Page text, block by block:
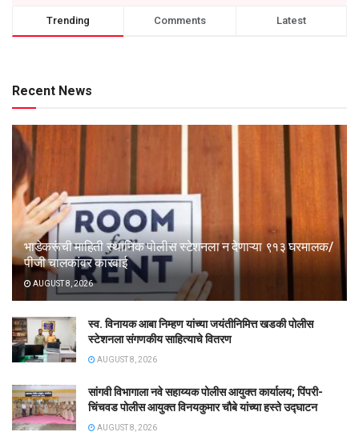
Trending Comments Latest
Recent News
भाडेकरूंची माहिती स्थानिक पोलीस स्टेशनला न देणाऱ्या ९१३ घरमालक/
पीजी चालकांवर कारवाई
AUGUST 8, 2026
स्व. विनायक आबा निम्हण यांच्या जयंतीनिमित्त खडकी पोलीस
स्टेशनला संगणकीय साहित्याचे वितरण
AUGUST 8, 2026
सांगवी विभागाला नवे सहाय्यक पोलीस आयुक्त कार्यालय; पिंपरी-
चिंचवड पोलीस आयुक्त विनयकुमार चौबे यांच्या हस्ते उद्घाटन
AUGUST 8, 2026